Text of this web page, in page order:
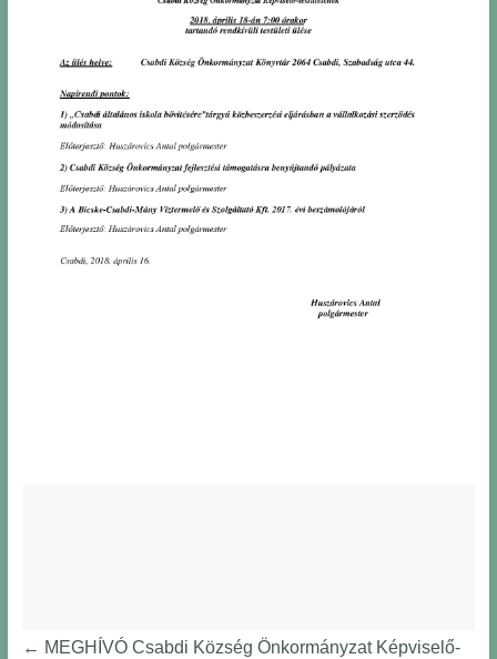
← MEGHÍVÓ Csabdi Község Önkormányzat Képviselő-